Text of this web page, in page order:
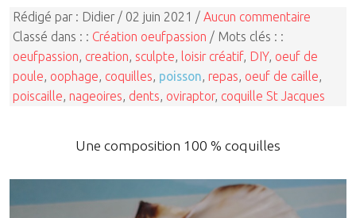
Rédigé par : Didier / 02 juin 2021 / Aucun commentaire
Classé dans : : Création oeufpassion / Mots clés : :
oeufpassion, creation, sculpte, loisir créatif, DIY, oeuf de
poule, oophage, coquilles, poisson, repas, oeuf de caille,
poiscaille, nageoires, dents, oviraptor, coquille St Jacques
Une composition 100 % coquilles